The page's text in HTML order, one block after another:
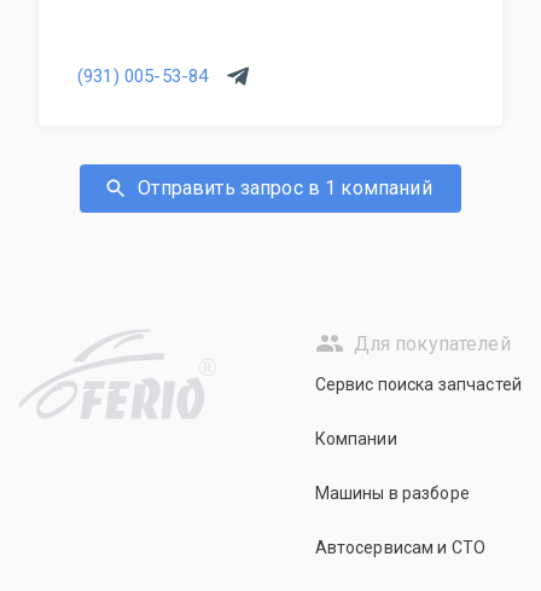
(931) 005-53-84
Отправить запрос в 1 компаний
R
Для покупателей
Сервис поиска запчастей
Компании
Машины в разборе
Автосервисам и СТО